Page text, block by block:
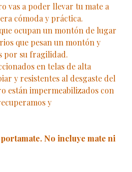
vas a poder llevar tu mate a
cómoda y práctica.
ocupan un montón de lugar
que pesan un montón y
por su fragilidad.
en telas de alta
y resistentes al desgaste del
están impermeabilizados con
y
No incluye mate ni